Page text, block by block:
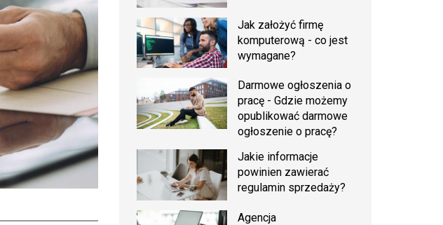
Jak założyć firmę
komputerową - co jest
wymagane?
Darmowe ogłoszenia o
pracę - Gdzie możemy
opublikować darmowe
ogłoszenie o pracę?
Jakie informacje
powinien zawierać
regulamin sprzedaży?
Agencja